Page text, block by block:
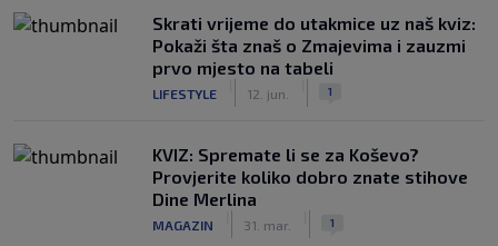
Skrati vrijeme do utakmice uz naš kviz:
Pokaži šta znaš o Zmajevima i zauzmi
prvo mjesto na tabeli
LIFESTYLE 12. jun. 1
KVIZ: Spremate li se za Koševo?
Provjerite koliko dobro znate stihove
Dine Merlina
MAGAZIN 31. mar. 1